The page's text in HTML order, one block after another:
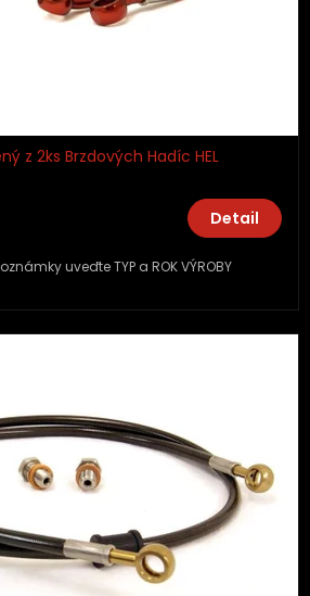
z 2ks Brzdových Hadíc HEL
Detail
uveďte TYP a ROK VÝROBY